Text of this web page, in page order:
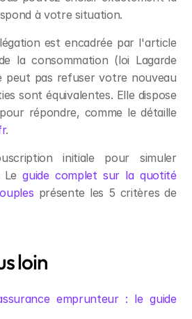
à votre situation.
est encadrée par l'article
la consommation (loi Lagarde
peut pas refuser votre nouveau
sont équivalentes. Elle dispose
de 10 jours ouvrés pour répondre, comme le détaille
.
initiale pour simuler
Le guide complet sur la quotité
présente les 5 critères de
loin
emprunteur : le guide